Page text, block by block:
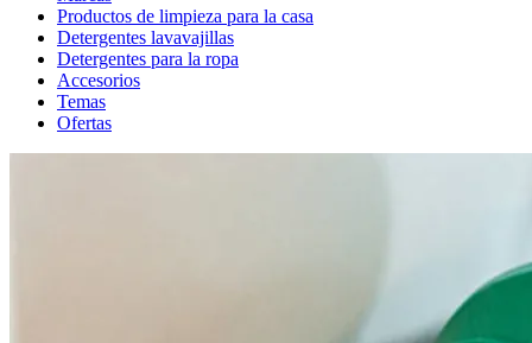
Productos de limpieza para la casa
Detergentes lavavajillas
Detergentes para la ropa
Accesorios
Temas
Ofertas